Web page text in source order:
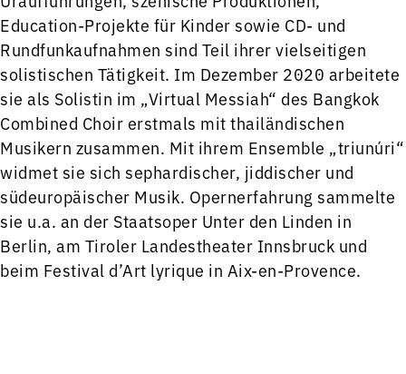
Education-Projekte für Kinder sowie CD- und
Rundfunkaufnahmen sind Teil ihrer vielseitigen
solistischen Tätigkeit. Im Dezember 2020 arbeitete
sie als Solistin im „Virtual Messiah“ des Bangkok
Combined Choir erstmals mit thailändischen
Musikern zusammen. Mit ihrem Ensemble „triunúri“
widmet sie sich sephardischer, jiddischer und
südeuropäischer Musik. Opernerfahrung sammelte
sie u.a. an der Staatsoper Unter den Linden in
Berlin, am Tiroler Landestheater Innsbruck und
beim Festival d’Art lyrique in Aix-en-Provence.